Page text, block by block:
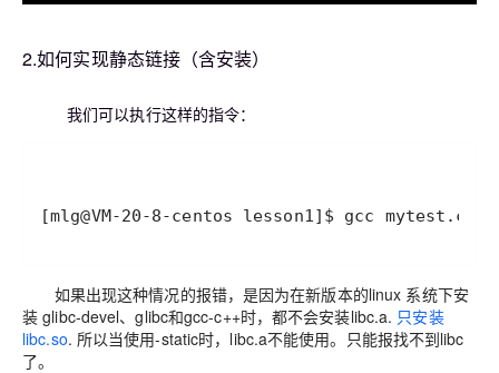
2.如何实现静态链接（含安装）
我们可以执行这样的指令：
[mlg@VM-20-8-centos lesson1]$ gcc
如果出现这种情况的报错，是因为在新版本的linux 系统下安
装 glibc-devel、glibc和gcc-c++时，都不会安装libc.a. 只安装
libc.so. 所以当使用-static时，libc.a不能使用。只能报找不到libc
了。